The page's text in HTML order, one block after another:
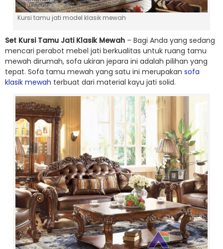
Kursi tamu jati model klasik mewah
Set Kursi Tamu Jati Klasik Mewah – Bagi Anda yang sedang
mencari perabot mebel jati berkualitas untuk ruang tamu
mewah dirumah, sofa ukiran jepara ini adalah pilihan yang
tepat. Sofa tamu mewah yang satu ini merupakan sofa
klasik mewah terbuat dari material kayu jati solid.